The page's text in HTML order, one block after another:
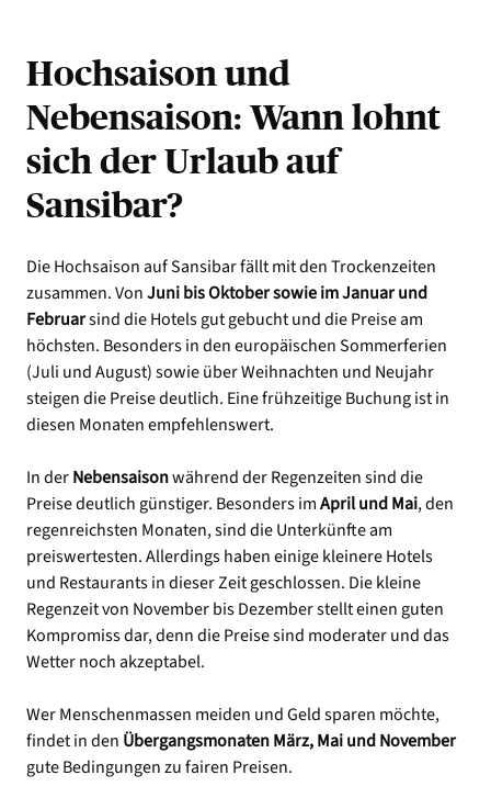
Hochsaison und
Nebensaison: Wann lohnt
sich der Urlaub auf
Sansibar?
Die Hochsaison auf Sansibar fällt mit den Trockenzeiten
zusammen. VonJuni bis Oktober sowie im Januar und
Februarsind die Hotels gut gebucht und die Preise am
höchsten. Besonders in den europäischen Sommerferien
(Juli und August) sowie über Weihnachten und Neujahr
steigen die Preise deutlich. Eine frühzeitige Buchung ist in
diesen Monaten empfehlenswert.
In derNebensaisonwährend der Regenzeiten sind die
Preise deutlich günstiger. Besonders imApril und Mai, den
regenreichsten Monaten, sind die Unterkünfte am
preiswertesten. Allerdings haben einige kleinere Hotels
und Restaurants in dieser Zeit geschlossen. Die kleine
Regenzeit von November bis Dezember stellt einen guten
Kompromiss dar, denn die Preise sind moderater und das
Wetter noch akzeptabel.
Wer Menschenmassen meiden und Geld sparen möchte,
findet in den Übergangsmonaten März, Mai und November
gute Bedingungen zu fairen Preisen.